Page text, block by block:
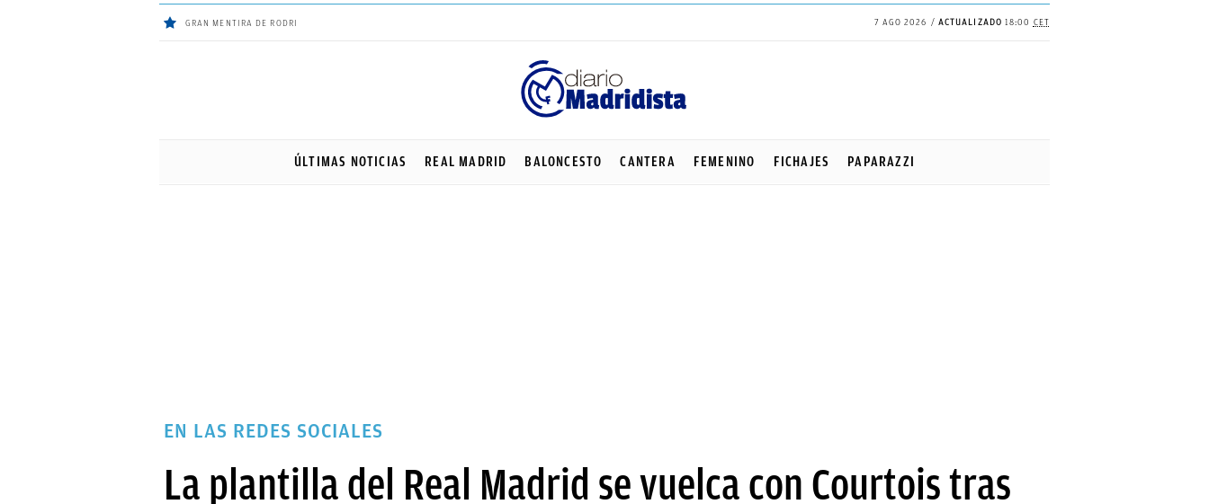
GRAN MENTIRA DE RODRI 7 AGO 2026 ACTUALIZADO 18:00 CET
ÚLTIMAS NOTICIAS REAL MADRID BALONCESTO CANTERA FEMENINO FICHAJES PAPARAZZI
EN LAS REDES SOCIALES
La plantilla del Real Madrid se vuelca con Courtois tras